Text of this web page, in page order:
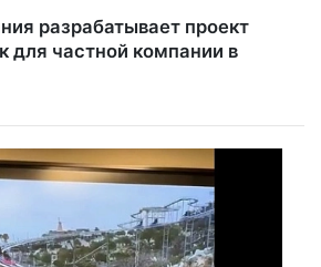
разрабатывает проект
для частной компании в